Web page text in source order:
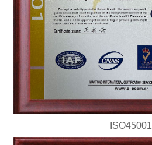
ISO45001